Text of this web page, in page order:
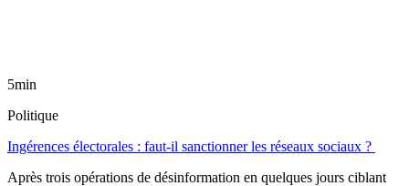
5min
Politique
Ingérences électorales : faut-il sanctionner les réseaux sociaux ?
Après trois opérations de désinformation en quelques jours ciblant